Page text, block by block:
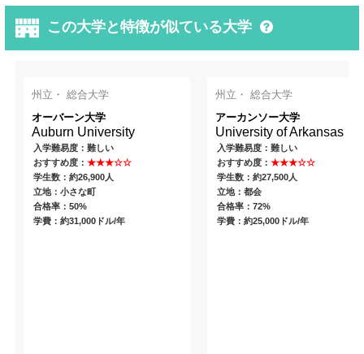
この大学と特徴が似ている大学
州立・ 総合大学
オーバーン大学
Auburn University
入学難易度：難しい
おすすめ度：★★★☆☆
学生数：約26,900人
立地：小さな町
合格率：50%
学費：約31,000ドル/年
州立・ 総合大学
アーカンソー大学
University of Arkansas
入学難易度：難しい
おすすめ度： ★★★☆☆
学生数：約27,500人
立地：都会
合格率：72%
学費：約25,000ドル/年